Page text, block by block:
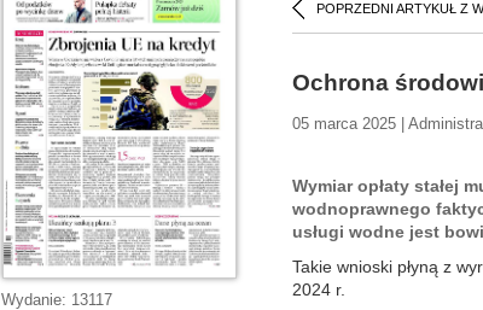
POPRZEDNI ARTYKUŁ Z
Ochrona
05 marca 2025 |
Wymiar opłaty stałej
wodnoprawnego
usługi wodne jest
Takie wnioski płyną z
2024 r.
Wydanie: 13117